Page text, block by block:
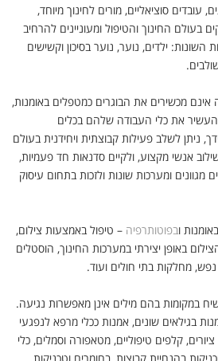
עובדים סוציאליים, מורים לחינוך מיוחד,
בעולם החינוך והטיפול ומעוניינים להרחיב
ילדים, נוער, נוער בסיכון וקשישים
אינם מכשירים את הבוגרים כמטפלים באומנות,
את כלי העבודה שלהם בכלים
ניתן לשלב פעילות קבוצתית ויחידנית בעולם
אנשי מקצוע, ולקיים סדנאות חד פעמיות,
מגוונים ומערכות שונות ולזכות בתחום עיסוק
ובפוטותרפיה – טיפול באמצעות צילום,
באופן יצירתי במערכות החינוך, הוסטלים
נפש, מחלקות בתי חולים ועוד.
במקומות בהם מילים אינן מאפשרות נגיעה.
בגילאים שונים, אמנות ככלי מרפא לנפגעי
קלפים טיפוליים, מטאפורה וסמלים, כלי